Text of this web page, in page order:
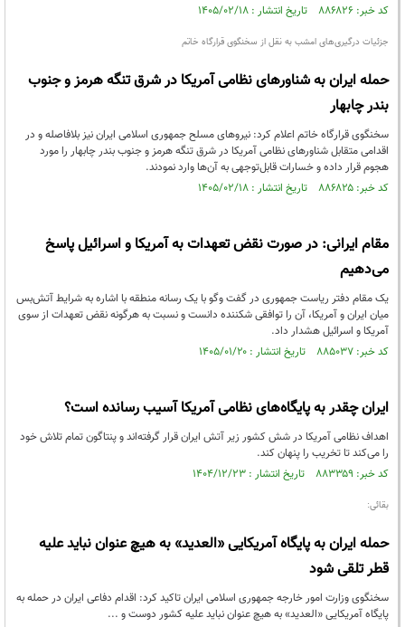
کد خبر: ۸۸۶۸۲۶ تاریخ انتشار : ۱۴۰۵/۰۲/۱۸
جزئیات درگیری‌های امشب به نقل از سخنگوی قرارگاه خاتم
حمله ایران به شناورهای نظامی آمریکا در شرق تنگه هرمز و جنوب
بندر چابهار
سخنگوی قرارگاه خاتم اعلام کرد: نیروهای مسلح جمهوری اسلامی ایران نیز بلافاصله و در
اقدامی متقابل شناورهای نظامی آمریکا در شرق تنگه هرمز و جنوب بندر چابهار را مورد
هجوم قرار داده و خسارات قابل‌توجهی به‌ آن‌ها وارد نمودند.
کد خبر: ۸۸۶۸۲۵ تاریخ انتشار : ۱۴۰۵/۰۲/۱۸
مقام ایرانی: در صورت نقض تعهدات به آمریکا و اسرائیل پاسخ
می‌دهیم
یک مقام دفتر ریاست جمهوری در گفت وگو با یک رسانه منطقه با اشاره به شرایط آتش‌بس
میان ایران و آمریکا، آن را توافقی شکننده دانست و نسبت به هرگونه نقض تعهدات از سوی
آمریکا و اسرائیل هشدار داد.
کد خبر: ۸۸۵۰۳۷ تاریخ انتشار : ۱۴۰۵/۰۱/۲۰
ایران چقدر به پایگاه‌های نظامی آمریکا آسیب رسانده است؟
اهداف نظامی آمریکا در شش کشور زیر آتش ایران قرار گرفته‌اند و پنتاگون تمام تلاش خود
را می‌کند تا تخریب را پنهان کند.
کد خبر: ۸۸۳۳۵۹ تاریخ انتشار : ۱۴۰۴/۱۲/۲۳
بقائی:
حمله ایران به پایگاه آمریکایی «العدید» به هیچ عنوان نباید علیه
قطر تلقی شود
سخنگوی وزارت امور خارجه جمهوری اسلامی ایران تاکید کرد: اقدام دفاعی ایران در حمله به
پایگاه آمریکایی «العدید» به هیچ‌ عنوان نباید علیه کشور دوست و ...